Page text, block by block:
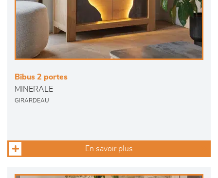
Bibus 2 portes
MINERALE
GIRARDEAU
En savoir plus